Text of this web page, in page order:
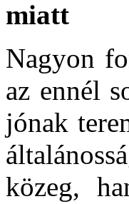
miatt
Nagyon
az ennél
jónak
közeg,